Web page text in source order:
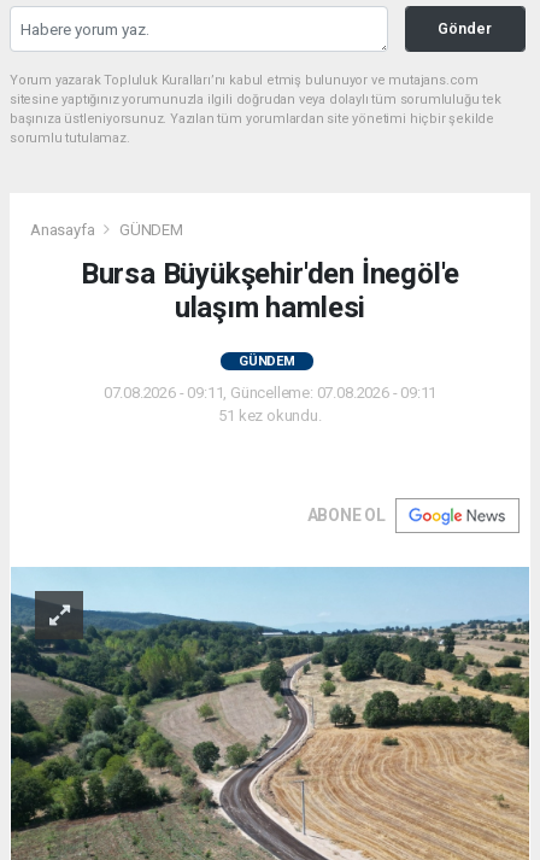
Gönder
Yorum yazarak Topluluk Kuralları’nı kabul etmiş bulunuyor ve mutajans.com
sitesine yaptığınız yorumunuzla ilgili doğrudan veya dolaylı tüm sorumluluğu tek
başınıza üstleniyorsunuz. Yazılan tüm yorumlardan site yönetimi hiçbir şekilde
sorumlu tutulamaz.
Anasayfa GÜNDEM
Bursa Büyükşehir'den İnegöl'e
ulaşım hamlesi
GÜNDEM
07.08.2026 - 09:11, Güncelleme: 07.08.2026 - 09:11
51 kez okundu.
ABONE OL